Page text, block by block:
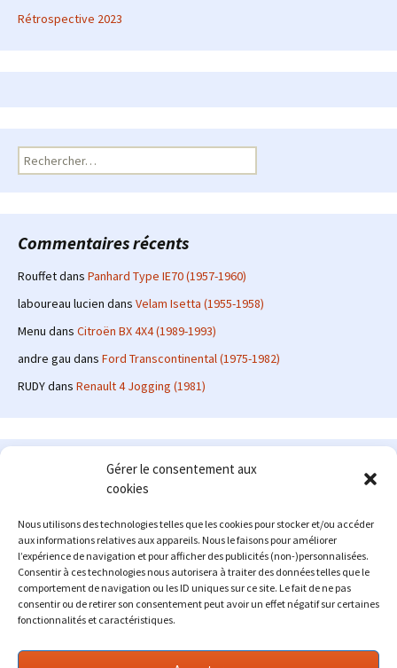
Gérer le consentement aux
cookies
Nous utilisons des technologies telles que les cookies pour stocker et/ou accéder
aux informations relatives aux appareils. Nous le faisons pour améliorer
l’expérience de navigation et pour afficher des publicités (non-)personnalisées.
Consentir à ces technologies nous autorisera à traiter des données telles que le
comportement de navigation ou les ID uniques sur ce site. Le fait de ne pas
consentir ou de retirer son consentement peut avoir un effet négatif sur certaines
fonctionnalités et caractéristiques.
Rétrospective 2023
Rechercher :
Commentaires récents
Rouffetdans Panhard Type IE70 (1957-1960)
laboureau lucien dans Velam Isetta (1955-1958)
Menu dans Citroën BX 4X4 (1989-1993)
andre gau dans Ford Transcontinental (1975-1982)
RUDYdans Renault 4 Jogging (1981)
Le site en quelques mots
: passionné d'automobile ancienne depuis de
nombreuses années, j'ai commencé à partager ma passion sur
internet à partir de 2009 au travers d'un blog qui a connu un relatif
succès. Fin 2013, je décide de prendre mon autonomie et me lancer
avec mon propre site : l'Automobile Ancienne.
Me contacter : alex(at)lautomobileancienne.com